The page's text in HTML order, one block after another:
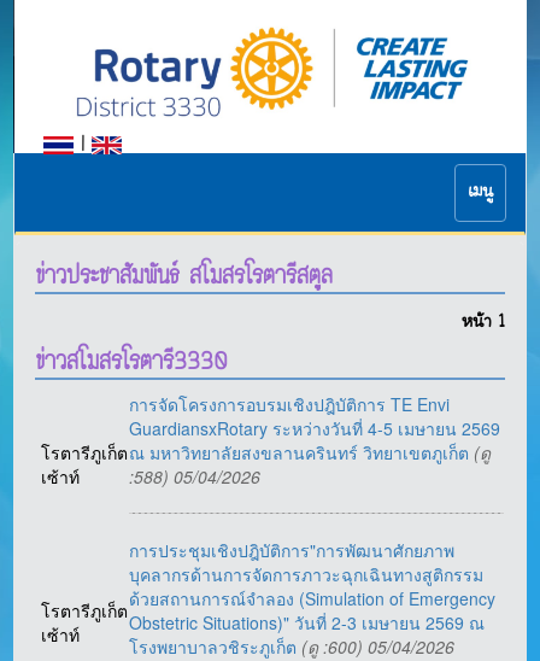
|
เมนู
ข่าวประชาสัมพันธ์ สโมสรโรตารีสตูล
หน้า 1
ข่าวสโมสรโรตารี3330
โรตารีภูเก็ต
เซ้าท์
การจัดโครงการอบรมเชิงปฎิบัติการ TE Envi
GuardiansxRotary ระหว่างวันที่ 4-5 เมษายน 2569
ณ มหาวิทยาลัยสงขลานครินทร์ วิทยาเขตภูเก็ต (ดู
:588) 05/04/2026
โรตารีภูเก็ต
เซ้าท์
การประชุมเชิงปฎิบัติการ"การพัฒนาศักยภาพ
บุคลากรด้านการจัดการภาวะฉุกเฉินทางสูติกรรม
ด้วยสถานการณ์จำลอง (Simulation of Emergency
Obstetric Situations)" วันที่ 2-3 เมษายน 2569 ณ
โรงพยาบาลวชิระภูเก็ต (ดู :600) 05/04/2026